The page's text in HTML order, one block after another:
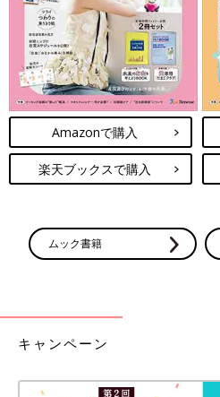
最新! 妊娠・出産新百科 (ベネ
ス たまひよ新百科シリーズ)
つわりで胃のムカムカに悩まされ
妊娠生活は初めての体験の連続で
の10ヶ月間を応援するために、各
と「注意すること」を徹底解説！
月の赤ちゃんのお世話も写真＆イ
す。
Amazonで購入
楽天ブックスで購入
ムック書籍
キャンペーン